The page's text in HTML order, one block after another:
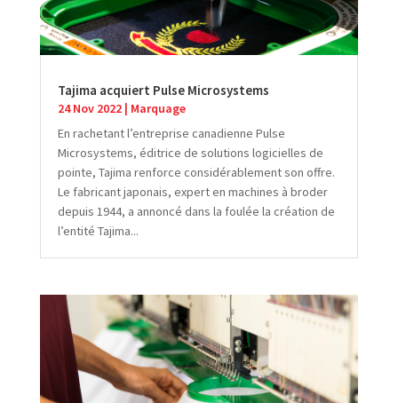
Tajima acquiert Pulse Microsystems
24 Nov 2022| Marquage
En rachetant l’entreprise canadienne Pulse
Microsystems, éditrice de solutions logicielles de
pointe, Tajima renforce considérablement son offre.
Le fabricant japonais, expert en machines à broder
depuis 1944, a annoncé dans la foulée la création de
l’entité Tajima...